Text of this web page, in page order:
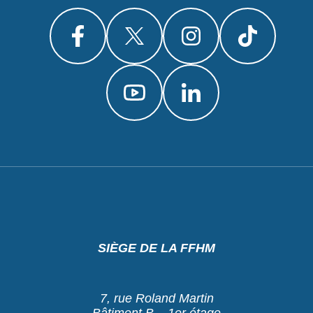
SIÈGE DE LA FFHM
7, rue Roland Martin